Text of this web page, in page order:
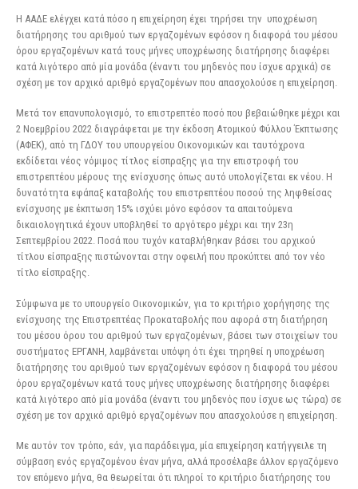
Η ΑΑΔΕ ελέγχει κατά πόσο η επιχείρηση έχει τηρήσει την υποχρέωση
διατήρησης του αριθμού των εργαζομένων εφόσον η διαφορά του μέσου
όρου εργαζομένων κατά τους μήνες υποχρέωσης διατήρησης διαφέρει
κατά λιγότερο από μία μονάδα (έναντι του μηδενός που ίσχυε αρχικά) σε
σχέση με τον αρχικό αριθμό εργαζομένων που απασχολούσε η επιχείρηση.
Μετά τον επανυπολογισμό, το επιστρεπτέο ποσό που βεβαιώθηκε μέχρι και
2 Νοεμβρίου 2022 διαγράφεται με την έκδοση Ατομικού Φύλλου Έκπτωσης
(ΑΦΕΚ), από τη ΓΔΟΥ του υπουργείου Οικονομικών και ταυτόχρονα
εκδίδεται νέος νόμιμος τίτλος είσπραξης για την επιστροφή του
επιστρεπτέου μέρους της ενίσχυσης όπως αυτό υπολογίζεται εκ νέου. Η
δυνατότητα εφάπαξ καταβολής του επιστρεπτέου ποσού της ληφθείσας
ενίσχυσης με έκπτωση 15% ισχύει μόνο εφόσον τα απαιτούμενα
δικαιολογητικά έχουν υποβληθεί το αργότερο μέχρι και την 23η
Σεπτεμβρίου 2022. Ποσά που τυχόν καταβλήθηκαν βάσει του αρχικού
τίτλου είσπραξης πιστώνονται στην οφειλή που προκύπτει από τον νέο
τίτλο είσπραξης.
Σύμφωνα με το υπουργείο Οικονομικών, για το κριτήριο χορήγησης της
ενίσχυσης της Επιστρεπτέας Προκαταβολής που αφορά στη διατήρηση
του μέσου όρου του αριθμού των εργαζομένων, βάσει των στοιχείων του
συστήματος ΕΡΓΑΝΗ, λαμβάνεται υπόψη ότι έχει τηρηθεί η υποχρέωση
διατήρησης του αριθμού των εργαζομένων εφόσον η διαφορά του μέσου
όρου εργαζομένων κατά τους μήνες υποχρέωσης διατήρησης διαφέρει
κατά λιγότερο από μία μονάδα (έναντι του μηδενός που ίσχυε ως τώρα) σε
σχέση με τον αρχικό αριθμό εργαζομένων που απασχολούσε η επιχείρηση.
Με αυτόν τον τρόπο, εάν, για παράδειγμα, μία επιχείρηση κατήγγειλε τη
σύμβαση ενός εργαζομένου έναν μήνα, αλλά προσέλαβε άλλον εργαζόμενο
τον επόμενο μήνα, θα θεωρείται ότι πληροί το κριτήριο διατήρησης του